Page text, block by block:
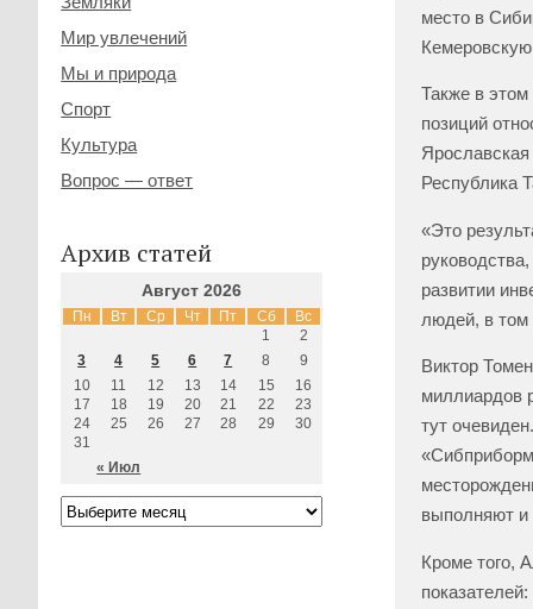
место в
Также в
позиций
Ярославская
Республика
«Это
развитии
людей, в том
Виктор
миллиардов
тут
выполняют и
Кроме того,
Мир увлечений
Мы и природа
Спорт
Культура
Вопрос — ответ
Архив статей
Август 2026
Пн Вт Ср Чт Пт Сб Вс
« Июл
1
2
3
4 5 6 7 8
9
10
11 12 13 14 15
16
17
18 19 20 21 22
23
24
25 26 27 28 29
30
31